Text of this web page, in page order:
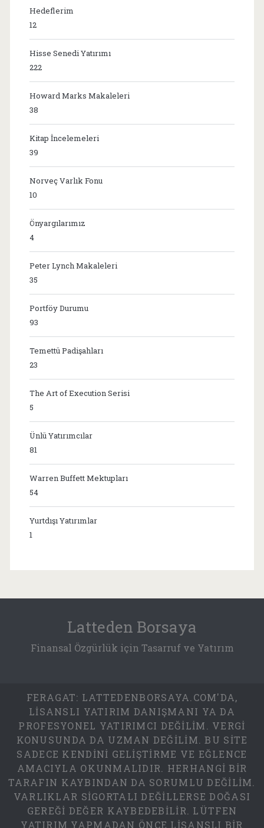
Hedeflerim
12
Hisse Senedi Yatırımı
222
Howard Marks Makaleleri
38
Kitap İncelemeleri
39
Norveç Varlık Fonu
10
Önyargılarımız
4
Peter Lynch Makaleleri
35
Portföy Durumu
93
Temettü Padişahları
23
The Art of Execution Serisi
5
Ünlü Yatırımcılar
81
Warren Buffett Mektupları
54
Yurtdışı Yatırımlar
1
Latteden Borsaya
Finansal Özgürlük için Tasarruf ve Yatırım
FERAGAT: LATTEDENBORSAYA.COM'DA,
LISANSLI YATIRIM DANIŞMANI YA DA
PROFESYONEL YATIRIMCI DEĞILIM. VERGI
KONUSUNDA DA UZMAN DEĞILIM. BU SITE
SADECE KENDINI GELIŞTIRME VE EĞLENCE
AMACIYLA OKUNMALIDIR. HERHANGI BIR
TARAFIN KAYBINDAN DA SORUMLU DEĞILIM.
VARLIKLAR SIGORTALI DEĞILLERSE DOĞASI
GEREĞI DEĞER KAYBEDEBILIR. LÜTFEN
YATIRIM YAPMADAN ÖNCE LISANSLI BIR